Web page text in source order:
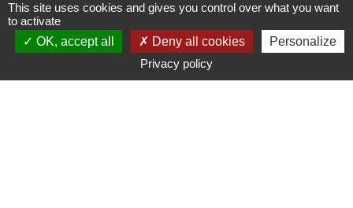
Contact S'y rendre
This site uses cookies and gives you control over what you want
to activate
OK, accept all
Deny all cookies
Personalize
Privacy policy